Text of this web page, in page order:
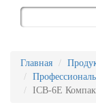
Главная
ICB-6E